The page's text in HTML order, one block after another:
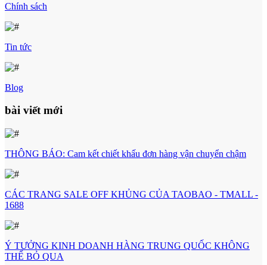
Chính sách
Tin tức
Blog
bài viết mới
THÔNG BÁO: Cam kết chiết khấu đơn hàng vận chuyển chậm
CÁC TRANG SALE OFF KHỦNG CỦA TAOBAO - TMALL -
1688
Ý TƯỞNG KINH DOANH HÀNG TRUNG QUỐC KHÔNG
THỂ BỎ QUA